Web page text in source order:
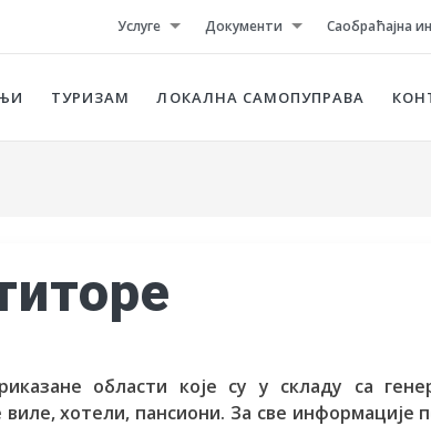
Услуге Документи Саобраћајна
ТУРИЗАМ ЛОКАЛНА САМОПУПРАВА
области које су у складу са
хотели, пансиони. За све информације